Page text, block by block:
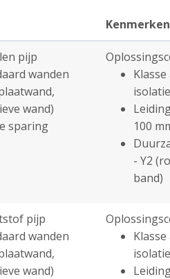
Kenmerken
pijp
wanden
wand)
sparing
100
- Y2
band)
pijp
wanden
wand)